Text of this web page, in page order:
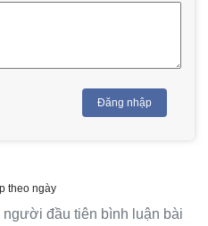
Đăng nhập
theo ngày
đầu tiên bình luận bài